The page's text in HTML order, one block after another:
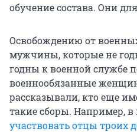
обучение состава. Они
Освобождению от
мужчины, которые не
годны к военной службе
военнообязанные
рассказывали, кто еще
такие сборы. Например, в
участвовать отцы троих